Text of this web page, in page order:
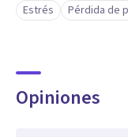
Estrés
Pérdida de
Opiniones